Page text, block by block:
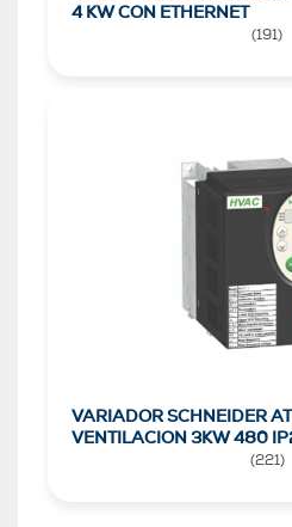
4 KW CON ETHERNET
(191)
VARIADOR SCHNEIDER
VENTILACION 3KW 480
(221)